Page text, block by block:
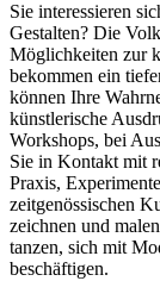
Sie interessieren
Gestalten? Die
Möglichkeiten zur
bekommen ein
können Ihre
künstlerische
Workshops, bei
Sie in Kontakt mit
Praxis,
zeitgenössischen
zeichnen und
tanzen, sich mit
beschäftigen.